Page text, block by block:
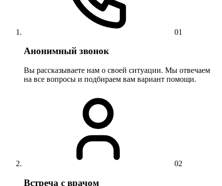
01
Анонимный звонок
Вы рассказываете нам о своей ситуации. Мы отвечаем
на все вопросы и подбираем вам вариант помощи.
02
Встреча с врачом